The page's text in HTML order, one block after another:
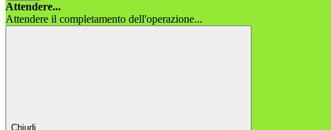
Attendere...
Attendere il completamento dell'operazione...
Chiudi